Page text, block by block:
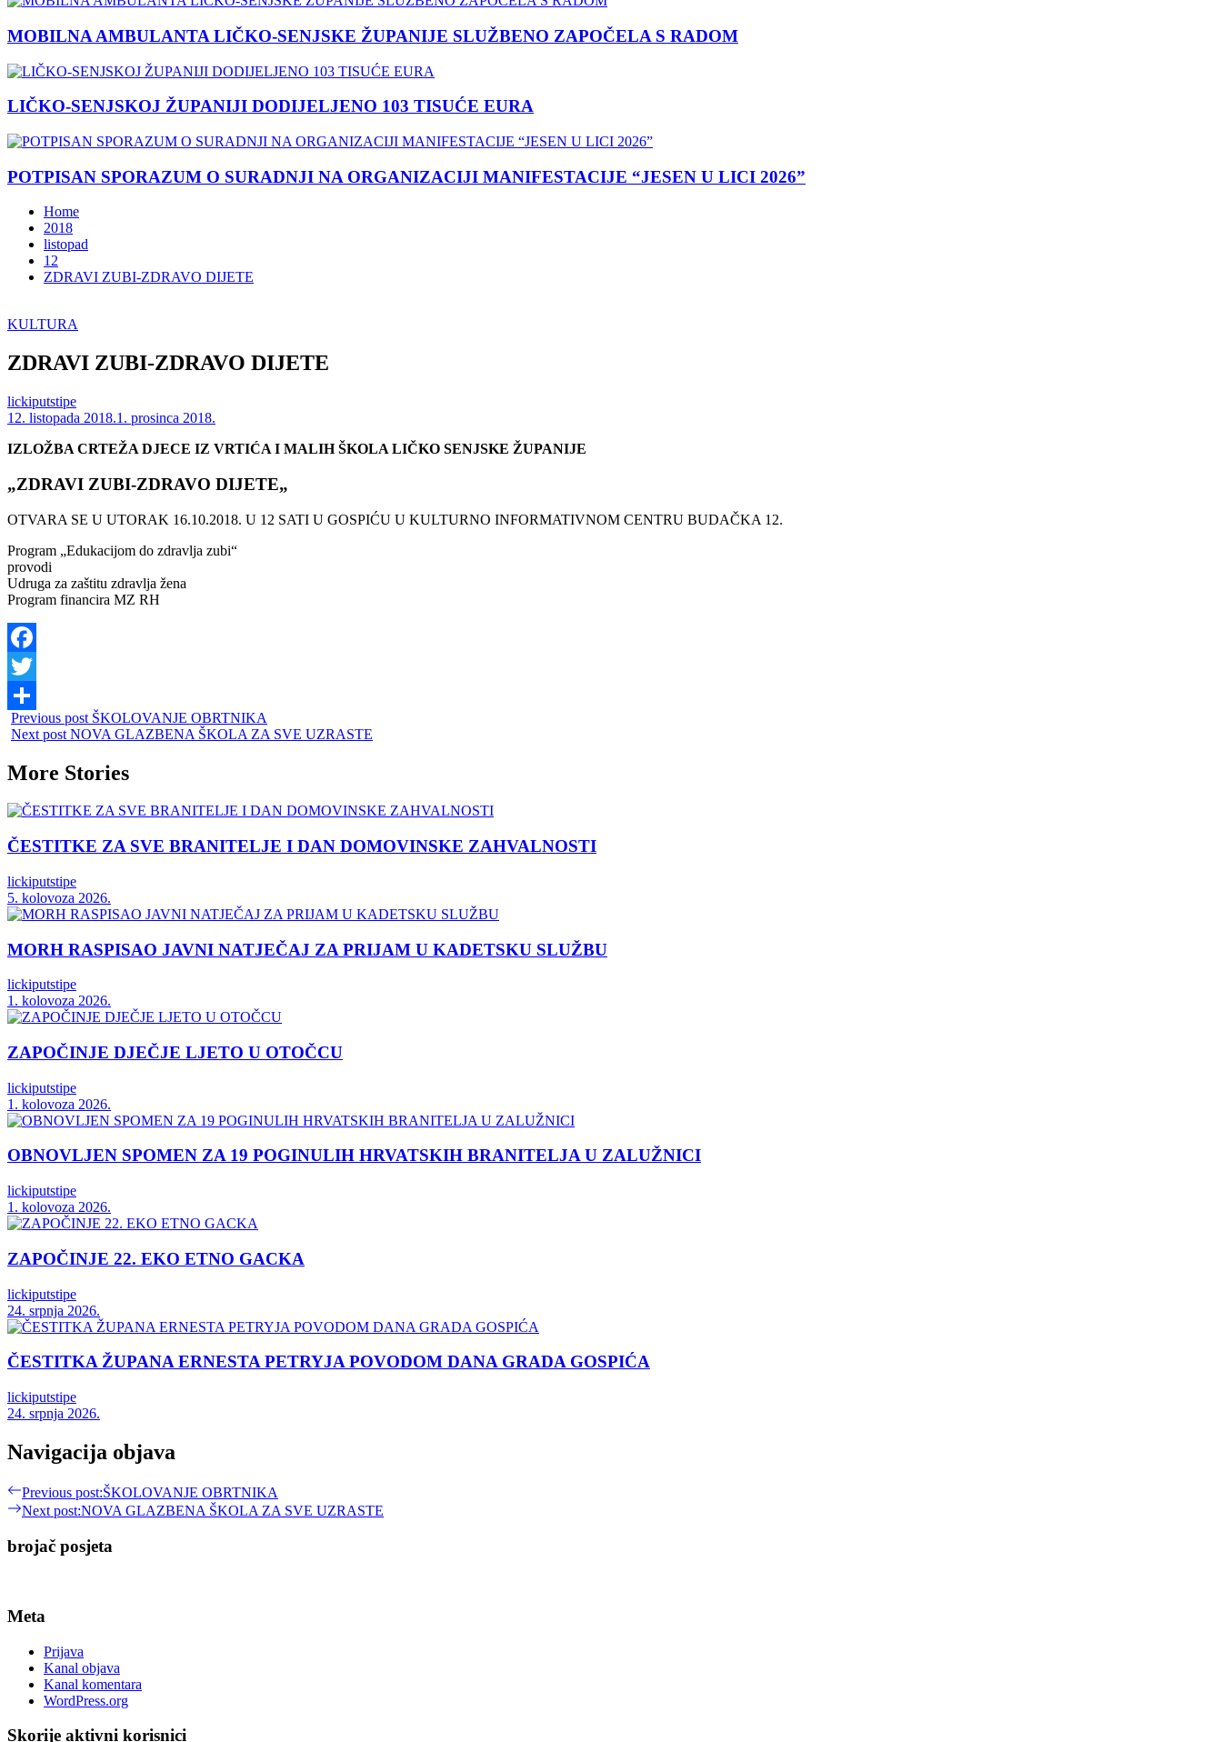
MOBILNA AMBULANTA LIČKO-SENJSKE ŽUPANIJE SLUŽBENO ZAPOČELA S RADOM
LIČKO-SENJSKOJ ŽUPANIJI DODIJELJENO 103 TISUĆE EURA
POTPISAN SPORAZUM O SURADNJI NA ORGANIZACIJI MANIFESTACIJE “JESEN U LICI 2026”
Home
2018
listopad
12
ZDRAVI ZUBI-ZDRAVO DIJETE
KULTURA
ZDRAVI ZUBI-ZDRAVO DIJETE
lickiputstipe
12. listopada 2018.1. prosinca 2018.
IZLOŽBA CRTEŽA DJECE IZ VRTIĆA I MALIH ŠKOLA LIČKO SENJSKE ŽUPANIJE
„ZDRAVI ZUBI-ZDRAVO DIJETE„
OTVARA SE U UTORAK 16.10.2018. U 12 SATI U GOSPIĆU U KULTURNO INFORMATIVNOM CENTRU BUDAČKA 12.
Program „Edukacijom do zdravlja zubi“
provodi
Udruga za zaštitu zdravlja žena
Program financira MZ RH
Facebook
Twitter
Share
Previous post ŠKOLOVANJE OBRTNIKA
Next post NOVA GLAZBENA ŠKOLA ZA SVE UZRASTE
More Stories
ČESTITKE ZA SVE BRANITELJE I DAN DOMOVINSKE ZAHVALNOSTI
lickiputstipe
5. kolovoza 2026.
MORH RASPISAO JAVNI NATJEČAJ ZA PRIJAM U KADETSKU SLUŽBU
lickiputstipe
1. kolovoza 2026.
ZAPOČINJE DJEČJE LJETO U OTOČCU
lickiputstipe
1. kolovoza 2026.
OBNOVLJEN SPOMEN ZA 19 POGINULIH HRVATSKIH BRANITELJA U ZALUŽNICI
lickiputstipe
1. kolovoza 2026.
ZAPOČINJE 22. EKO ETNO GACKA
lickiputstipe
24. srpnja 2026.
ČESTITKA ŽUPANA ERNESTA PETRYJA POVODOM DANA GRADA GOSPIĆA
lickiputstipe
24. srpnja 2026.
Navigacija objava
Previous post:ŠKOLOVANJE OBRTNIKA
Next post:NOVA GLAZBENA ŠKOLA ZA SVE UZRASTE
brojač posjeta
Meta
Prijava
Kanal objava
Kanal komentara
WordPress.org
Skorije aktivni korisnici